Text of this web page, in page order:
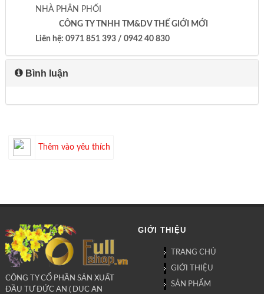
NHÀ PHÂN PHỐI
CÔNG TY TNHH TM&DV THẾ GIỚI MỚI
Liên hệ: 0971 851 393 / 0942 40 830
Bình luận
Thêm vào yêu thích
CÔNG TY CỔ PHẦN SẢN XUẤT
ĐẦU TƯ ĐỨC AN ( DUC AN
GIỚI THIỆU
TRANG CHỦ
GIỚI THIỆU
SẢN PHẨM